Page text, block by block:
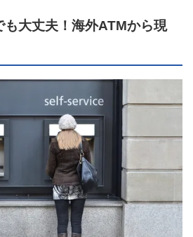
も大丈夫！海外ATMから現